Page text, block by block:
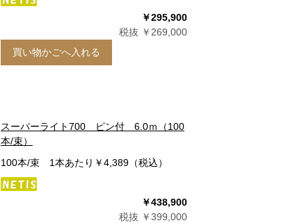
￥295,900
税抜 ￥269,000
買い物かごへ入れる
スーパーライト700 ピン付 6.0ｍ（100
本/束）
100本/束 1本あたり￥4,389（税込）
￥438,900
税抜 ￥399,000